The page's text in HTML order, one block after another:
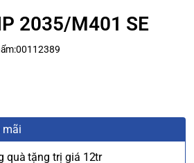
2035/M401 SE
00112389
mãi
quà tặng trị giá 12tr